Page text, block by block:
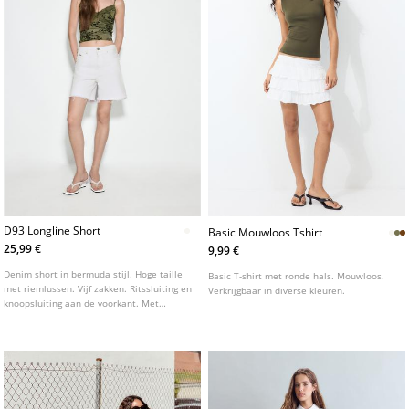
D93 Longline Short
25,99 €
Denim short in bermuda stijl. Hoge taille
met riemlussen. Vijf zakken. Ritssluiting en
knoopsluiting aan de voorkant. Met
Basic Mouwloos Tshirt
9,99 €
Basic T-shirt met ronde hals. Mouwloos.
Verkrijgbaar in diverse kleuren.